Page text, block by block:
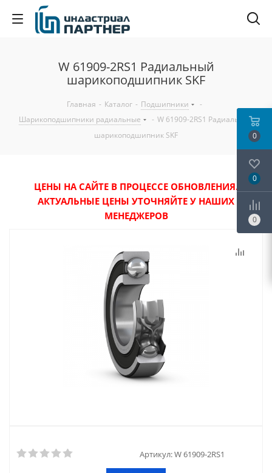
W 61909-2RS1 Радиальный
шарикоподшипник SKF
Главная - Каталог - Подшипники
-
Шарикоподшипники радиальные
- W 61909-2RS1 Радиальный
шарикоподшипник SKF
ЦЕНЫ НА САЙТЕ В ПРОЦЕССЕ ОБНОВЛЕНИЯ.
АКТУАЛЬНЫЕ ЦЕНЫ УТОЧНЯЙТЕ У НАШИХ
МЕНЕДЖЕРОВ
Артикул:W 61909-2RS1
0
0
0